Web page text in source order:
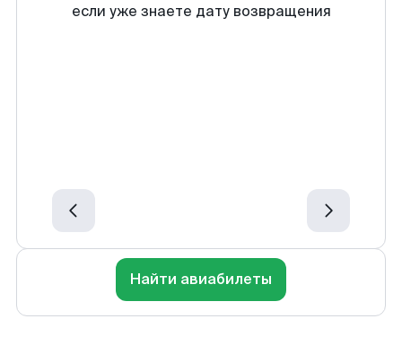
если уже знаете дату возвращения
Найти авиабилеты